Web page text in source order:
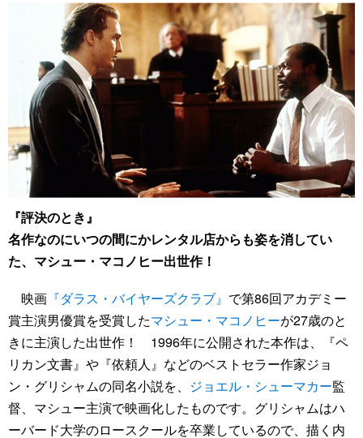
『評決のとき』
名作なのにいつの間にかレンタル店からも姿を消してい
た、マシュー・マコノヒー出世作！
映画 『ダラス・バイヤーズクラブ』 で第86回アカデミー
賞主演男優賞を受賞したマシュー・マコノヒーが27歳のと
きに主演した出世作！ 1996年に公開された本作は、『ペ
リカン文書』や『依頼人』などのベストセラー作家ジョ
ン・グリシャムの同名小説を、 ジョエル・シューマカー監
督、マシュー主演で映画化したものです。グリシャムはハ
ーバード大学のロースクールを卒業しているので、描く内